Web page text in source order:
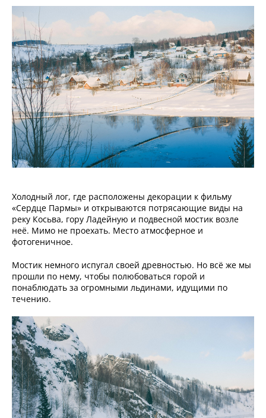
Холодный лог, где расположены декорации к фильму
«Сердце Пармы» и открываются потрясающие виды на
реку Косьва, гору Ладейную и подвесной мостик возле
неё. Мимо не проехать. Место атмосферное и
фотогеничное.
Мостик немного испугал своей древностью. Но всё же мы
прошли по нему, чтобы полюбоваться горой и
понаблюдать за огромными льдинами, идущими по
течению.